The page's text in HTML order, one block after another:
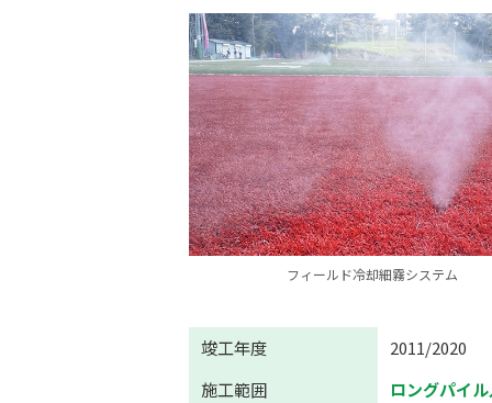
フィールド冷却細霧システム
竣工年度
2011/2020
施工範囲
ロングパイ